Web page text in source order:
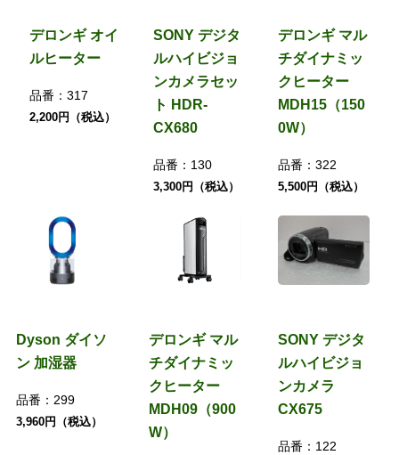
デロンギ オイ
ルヒーター
品番： 317
2,200円（税込）
SONY デジタ
ルハイビジョ
ンカメラセッ
ト HDR-
CX680
品番： 130
3,300円（税込）
デロンギ マル
チダイナミッ
クヒーター
MDH15（150
0W）
品番：322
5,500円（税込）
Dyson ダイソ
ン 加湿器
品番： 299
3,960円（税込）
デロンギ マル
チダイナミッ
クヒーター
MDH09（900
W）
SONY デジタ
ルハイビジョ
ンカメラ
CX675
品番： 122